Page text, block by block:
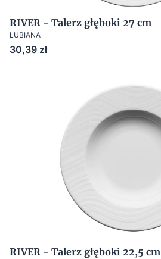
RIVER - Talerz głęboki 27 cm
LUBIANA
Cena
30,39 zł
RIVER - Talerz głęboki 22,5 cm